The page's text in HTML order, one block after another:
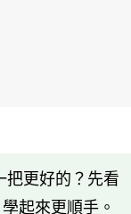
把更好的？先看
起來更順手。